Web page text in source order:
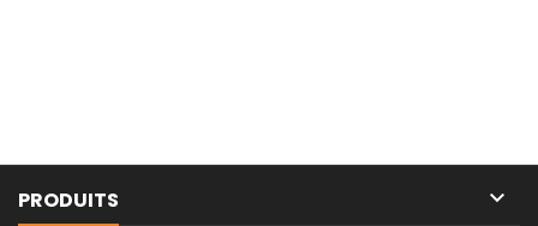
PRODUITS 